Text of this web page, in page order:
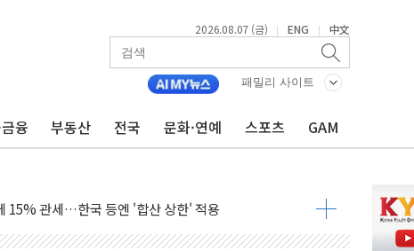
2026.08.07 (금) | ENG | 中文
패밀리 사이트
융 부동산 전국 문화·연예 스포츠 GAM
블카드'…휴가철 넘어 장기 고객 묶는다
델 발탁… 부산 광안서 약국 팝업스토어 운영
국채금리·달러 동반 상승…시장, 美 고용지표 촉각
' 행정명령 서명…출생시민권 제한 재시동